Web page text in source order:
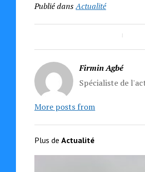
Publié dansActualité
Firmin Agbé
Spécialiste de
More posts from
Plus de Actualité